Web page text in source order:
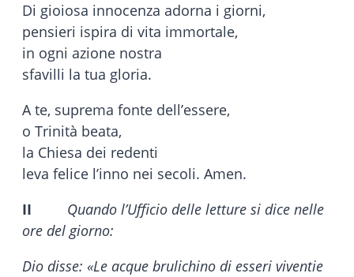
Di gioiosa innocenza adorna i giorni,
pensieri ispira di vita immortale,
in ogni azione nostra
sfavilli la tua gloria.
A te, suprema fonte dell’essere,
o Trinità beata,
la Chiesa dei redenti
leva felice l’inno nei secoli. Amen.
II
Quando l’Ufficio delle letture si dice nelle
ore del giorno:
Dio disse: «Le acque brulichino di esseri viventie